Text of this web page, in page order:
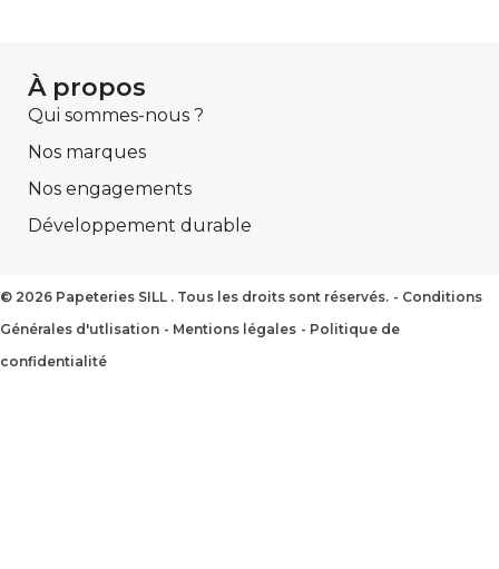
À propos
Qui sommes-nous ?
Nos marques
Nos engagements
Développement durable
2026 Papeteries SILL . Tous les droits sont réservés.
Conditions
Générales d'utlisation
Mentions légales
Politique de
confidentialité